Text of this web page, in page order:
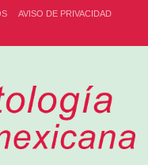
AVISO DE PRIVACIDAD